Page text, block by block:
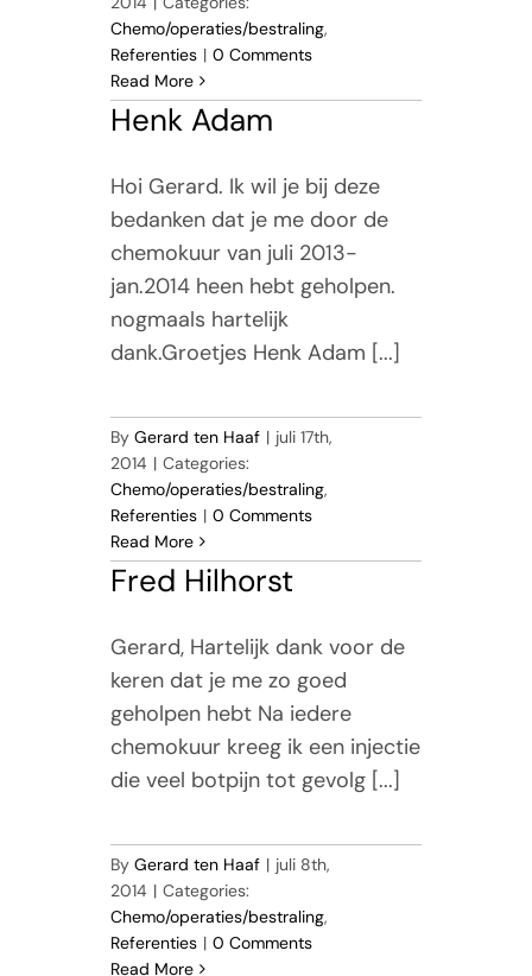
Chemo/operaties/bestraling,
Referenties | 0 Comments
Read More
Henk Adam
Hoi Gerard. Ik wil je bij deze
bedanken dat je me door de
chemokuur van juli 2013-
jan.2014 heen hebt geholpen.
nogmaals hartelijk
dank.Groetjes Henk Adam [...]
By Gerard ten Haaf | juli 17th,
2014 | Categories:
Chemo/operaties/bestraling,
Referenties | 0 Comments
Read More
Fred Hilhorst
Gerard, Hartelijk dank voor de
keren dat je me zo goed
geholpen hebt Na iedere
chemokuur kreeg ik een injectie
die veel botpijn tot gevolg [...]
By Gerard ten Haaf | juli 8th,
2014 | Categories:
Chemo/operaties/bestraling,
Referenties | 0 Comments
Read More